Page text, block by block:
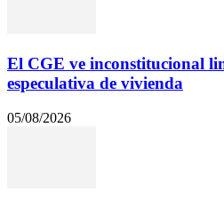
El CGE ve inconstitucional
especulativa de vivienda
05/08/2026